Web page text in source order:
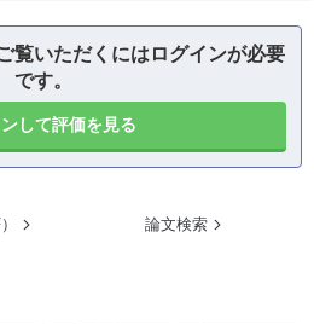
覧いただくにはログインが必要
です。
して評価を見る
論文検索